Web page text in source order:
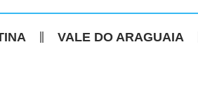
VALE DO ARAGUAIA